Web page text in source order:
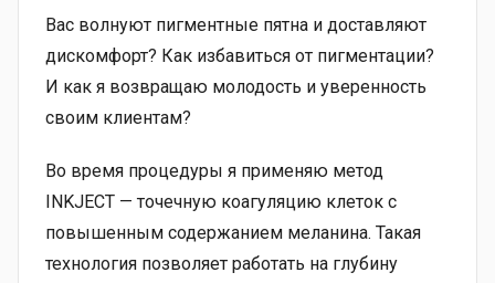
Вас волнуют пигментные пятна и доставляют
дискомфорт? Как избавиться от пигментации?
И как я возвращаю молодость и уверенность
своим клиентам?
Во время процедуры я применяю метод
INKJECT — точечную коагуляцию клеток с
повышенным содержанием меланина. Такая
технология позволяет работать на глубину